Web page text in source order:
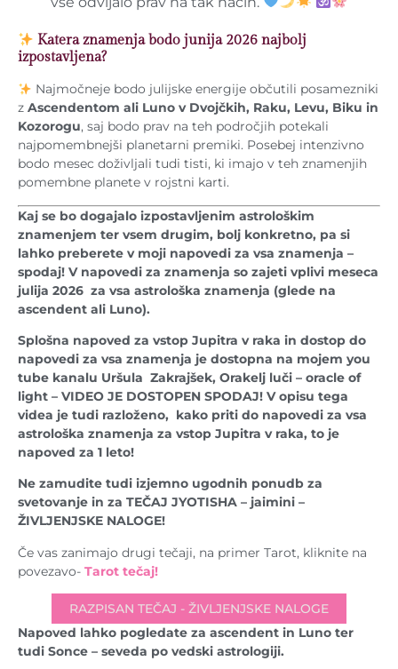
Katera znamenja bodo junija 2026 najbolj
izpostavljena?
Najmočneje bodo julijske energije občutili posamezniki
z Ascendentom ali Luno v Dvojčkih, Raku, Levu, Biku in
Kozorogu, saj bodo prav na teh področjih potekali
najpomembnejši planetarni premiki. Posebej intenzivno
bodo mesec doživljali tudi tisti, ki imajo v teh znamenjih
pomembne planete v rojstni karti.
Kaj se bo dogajalo izpostavljenim astrološkim
znamenjem ter vsem drugim, bolj konkretno, pa si
lahko preberete v moji napovedi za vsa znamenja –
spodaj! V napovedi za znamenja so zajeti vplivi meseca
julija 2026 za vsa astrološka znamenja (glede na
ascendent ali Luno).
Splošna napoved za vstop Jupitra v raka in dostop do
napovedi za vsa znamenja je dostopna na mojem you
tube kanalu Uršula Zakrajšek, Orakelj luči – oracle of
light – VIDEO JE DOSTOPEN SPODAJ! V opisu tega
videa je tudi razloženo, kako priti do napovedi za vsa
astrološka znamenja za vstop Jupitra v raka, to je
napoved za 1 leto!
Ne zamudite tudi izjemno ugodnih ponudb za
svetovanje in za TEČAJ JYOTISHA – jaimini –
ŽIVLJENJSKE NALOGE!
Če vas zanimajo drugi tečaji, na primer Tarot, kliknite na
povezavo- Tarot tečaj!
RAZPISAN TEČAJ - ŽIVLJENJSKE NALOGE
Napoved lahko pogledate za ascendent in Luno ter
tudi Sonce – seveda po vedski astrologiji.